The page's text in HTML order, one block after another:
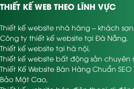
THIẾT KẾ WEB THEO LĨNH VỰC
Thiết kế website nhà hàng – khách sạn
Công ty thiết kế website tại Đà Nẵng,
Thiết kế website tại hà nội,
Thiết kế website bất động sản chuyên
Thiết Kế Website Bán Hàng Chuẩn
Bảo Mật Cao,